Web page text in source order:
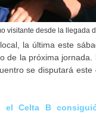
visitante desde la llegada
la última este
de la próxima jornada.
se disputará este
el Celta B